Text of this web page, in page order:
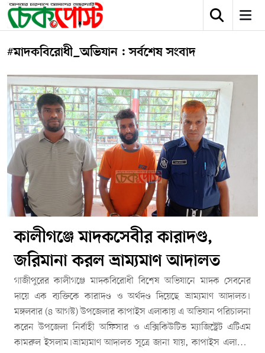
#মাদকবিরোধী_অভিযান : সর্বশেষ সংবাদ
কালীগঞ্জে মাদকসেবীর কারাদণ্ড,
জরিমানা করল ভ্রাম্যমাণ আদালত
গাজীপুরের কালীগঞ্জে মাদকবিরোধী বিশেষ অভিযানে মাদক সেবনের
দায়ে এক ব্যক্তিকে কারাদণ্ড ও অর্থদণ্ড দিয়েছে ভ্রাম্যমাণ আদালত।
মঙ্গলবার (৪ আগস্ট) উপজেলার কাপাইস এলাকায় এ অভিযান পরিচালনা
করেন উপজেলা নির্বাহী অফিসার ও এক্সিকিউটিভ ম্যাজিস্ট্রেট এটিএম
কামরুল ইসলাম।ভ্রাম্যমাণ আদালত সূত্রে জানা যায়, কাপাইস এলাকায়